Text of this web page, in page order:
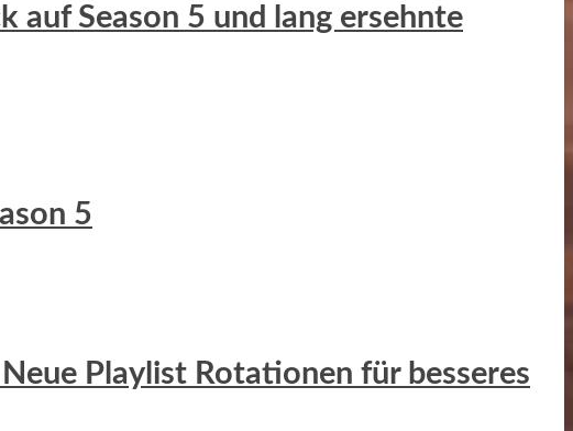
auf Season 5 und lang ersehnte
5
Playlist Rotationen für besseres